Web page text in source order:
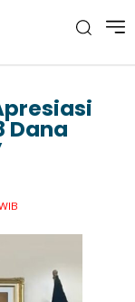
Dana